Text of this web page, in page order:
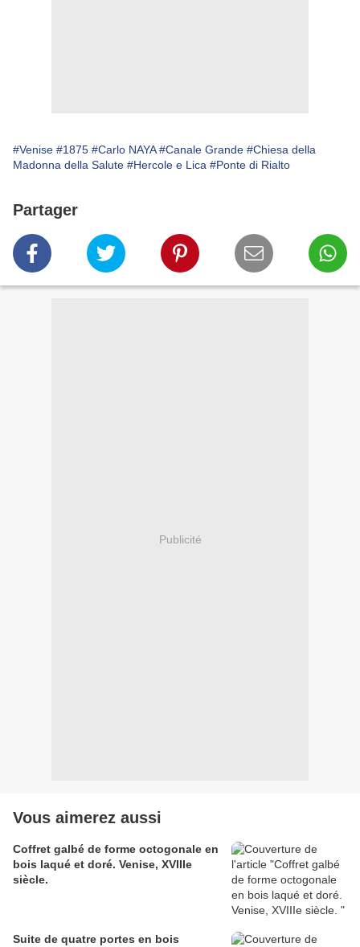
#Venise #1875 #Carlo NAYA #Canale Grande #Chiesa della
Madonna della Salute #Hercole e Lica #Ponte di Rialto
Partager
Publicité
Vous aimerez aussi
Coffret galbé de forme octogonale en
bois laqué et doré. Venise, XVIIIe
siècle.
Suite de quatre portes en bois